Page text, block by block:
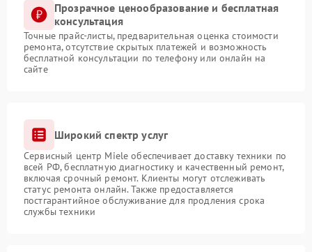
Прозрачное ценообразование и бесплатная
консультация
Точные прайс-листы, предварительная оценка стоимости
ремонта, отсутствие скрытых платежей и возможность
бесплатной консультации по телефону или онлайн на
сайте
Широкий спектр услуг
Сервисный центр Miele обеспечивает доставку техники по
всей РФ, бесплатную диагностику и качественный ремонт,
включая срочный ремонт. Клиенты могут отслеживать
статус ремонта онлайн. Также предоставляется
постгарантийное обслуживание для продления срока
службы техники